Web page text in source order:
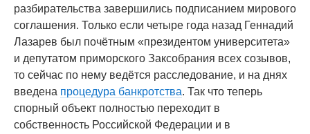
разбирательства завершились подписанием мирового
соглашения. Только если четыре года назад Геннадий
Лазарев был почётным «президентом университета»
и депутатом приморского Заксобрания всех созывов,
то сейчас по нему ведётся расследование, и на днях
введена процедура банкротства. Так что теперь
спорный объект полностью переходит в
собственность Российской Федерации и в